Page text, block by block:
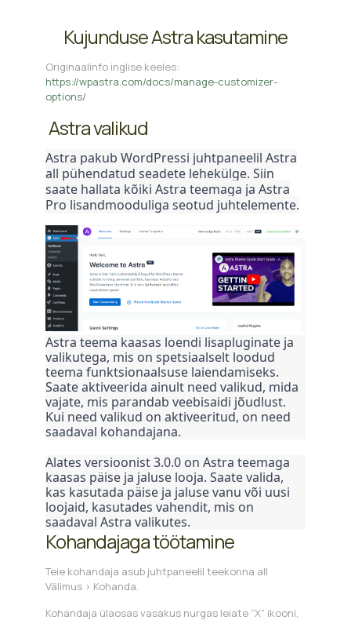
Kujunduse Astra kasutamine
Originaalinfo inglise keeles:
https://wpastra.com/docs/manage-customizer-
options/
Astra valikud
Astra pakub WordPressi juhtpaneelil Astra
all pühendatud seadete lehekülge. Siin
saate hallata kõiki Astra teemaga ja Astra
Pro lisandmooduliga seotud juhtelemente.
Astra teema kaasas loendi lisapluginate ja
valikutega, mis on spetsiaalselt loodud
teema funktsionaalsuse laiendamiseks.
Saate aktiveerida ainult need valikud, mida
vajate, mis parandab veebisaidi jõudlust.
Kui need valikud on aktiveeritud, on need
saadaval kohandajana.
Alates versioonist 3.0.0 on Astra teemaga
kaasas päise ja jaluse looja. Saate valida,
kas kasutada päise ja jaluse vanu või uusi
loojaid, kasutades vahendit, mis on
saadaval Astra valikutes.
Kohandajaga töötamine
Teie kohandaja asub juhtpaneelil teekonna all
Välimus > Kohanda.
Kohandaja ülaosas vasakus nurgas leiate “X” ikooni,